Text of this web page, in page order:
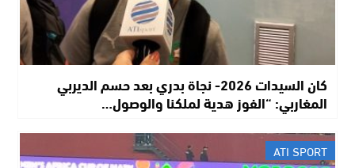
كان السيدات 2026- نجاة بدري بعد حسم الديربي
المغاربي: “الفوز هدية لملكنا والوصول…
ATI SPORT